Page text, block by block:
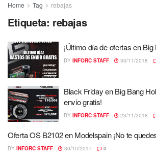
Home Tag rebajas
Etiqueta: rebajas
¡Último día de ofertas en
BY INFORC STAFF 30/11/2018
Black Friday en Big Bang
envio gratis!
BY INFORC STAFF 23/11/2018
Oferta OS B2102 en Modelspain ¡No te
BY INFORC STAFF 30/10/2017 0